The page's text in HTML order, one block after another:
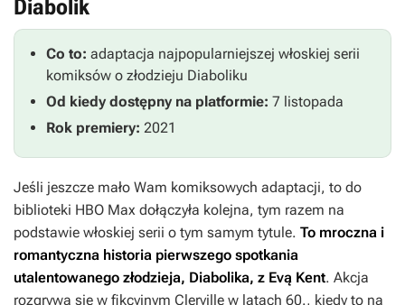
Diabolik
Co to: adaptacja najpopularniejszej włoskiej serii
komiksów o złodzieju Diaboliku
Od kiedy dostępny na platformie: 7 listopada
Rok premiery: 2021
Jeśli jeszcze mało Wam komiksowych adaptacji, to do
biblioteki HBO Max dołączyła kolejna, tym razem na
podstawie włoskiej serii o tym samym tytule. To mroczna i
romantyczna historia pierwszego spotkania
utalentowanego złodzieja, Diabolika, z Evą Kent. Akcja
rozgrywa się w fikcyjnym Clerville w latach 60., kiedy to na